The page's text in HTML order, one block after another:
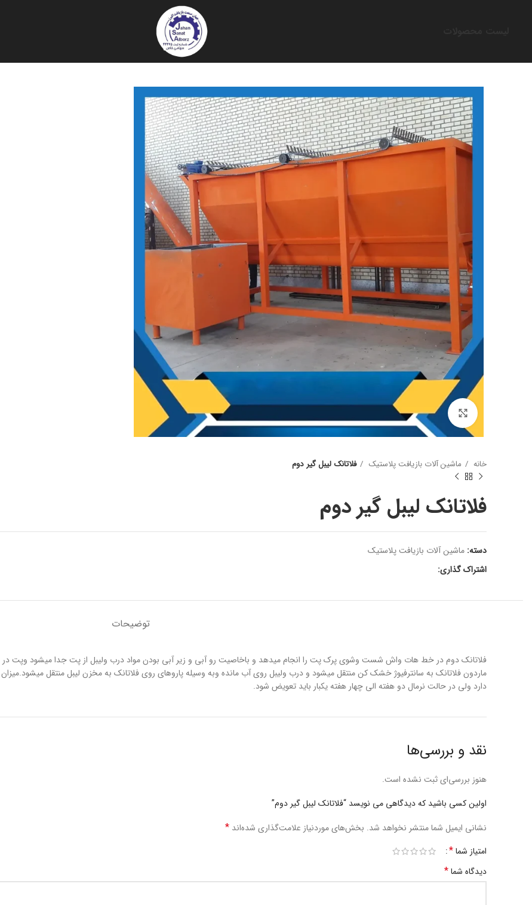
آسیاب یکی از مهم ترین دستگاه ها در خط بازیافت پت میباشد که آن را قلب خط پت مینامند
وظیفه آسیاب خورد کردن بطری پت میباشد.
شافت قوی تیغه ی خوب و موتور قوی وهمچنین شاسی مناسب و لنگرها قطعات مهم دستگاه
آسیاب بوده که نامناسب بودن هرکدام باعث عدم بازدهی خوب دستگاه بوده توری آسیاب نیز در
برای بزرگنمایی کلیک کنید
خانه ماشین آلات بازیافت پلاستیک فلاتانک لیبل گیر دوم
فلاتانک لیبل گیر دوم
دسته: ماشین آلات بازیافت پلاستیک
اشتراک گذاری:
توضیحات
فلاتانک دوم در خط هات واش شست وشوی پرک پت را انجام میدهد و باخاصیت رو آبی و زیر آبی بودن مواد درب ولیبل از پت جدا میشود وپت در زیر
ماردون فلاتانک به سانترفیوژ خشک کن منتقل میشود و درب ولیبل روی آب مانده وبه وسیله پاروهای روی فلاتانک به مخزن لیبل منتقل
دارد ولی در حالت نرمال دو هفته الی چهار هفته یکبار باید تعویض شود.
نقد و بررسی‌ها
هنوز بررسی‌ای ثبت نشده است.
اولین کسی باشید که دیدگاهی می نویسد “فلاتانک لیبل گیر دوم”
نشانی ایمیل شما منتشر نخواهد شد. بخش‌های موردنیاز علامت‌گذاری شده‌اند *
امتیاز شما*
دیدگاه شما*